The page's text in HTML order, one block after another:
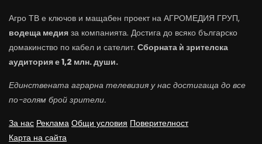
Агро ТВ е ключов и мащабен проект на АГРОМЕДИЯ ГРУП,
водеща медия за компанията. Достига до всяко българско
домакинство по кабел и сателит. Сборната ѝ зрителска
аудитория е 1,2 млн. души.
Единствената аграрна телевизия у нас достигаща до все
по-голям брой зрители.
За нас Реклама Общи условия Поверителност
Карта на сайта